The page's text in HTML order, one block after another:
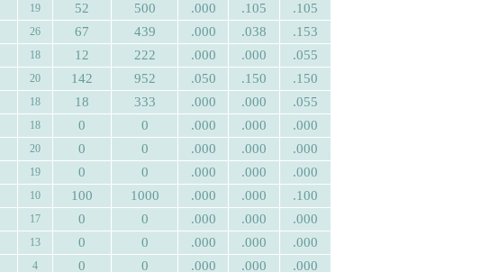
19 52 500 .000 .105 .105
26 67 439 .000 .038 .153
18 12 222 .000 .000 .055
20 142 952 .050 .150 .150
18 18 333 .000 .000 .055
18 0 0 .000 .000 .000
20 0 0 .000 .000 .000
19 0 0 .000 .000 .000
10 100 1000 .000 .000 .100
17 0 0 .000 .000 .000
13 0 0 .000 .000 .000
4 0 0 .000 .000 .000